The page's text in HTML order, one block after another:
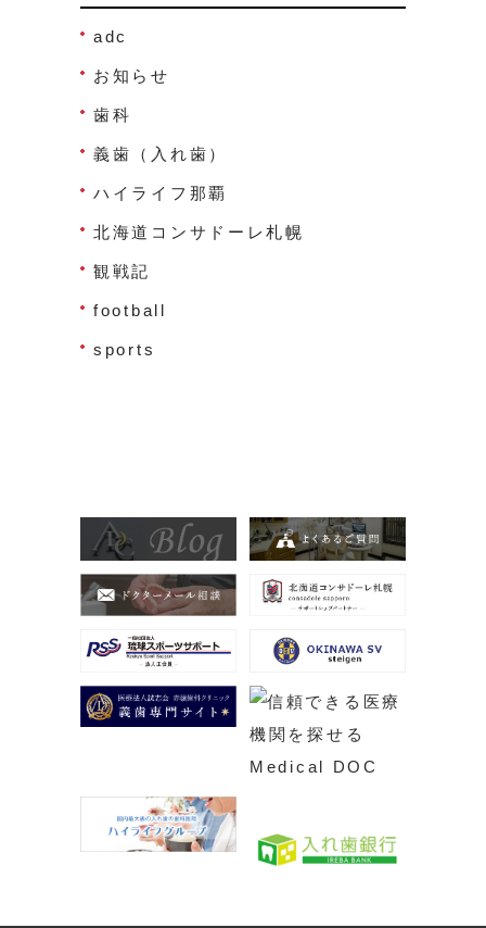
adc
お知らせ
歯科
義歯（入れ歯）
ハイライフ那覇
北海道コンサドーレ札幌
観戦記
football
sports